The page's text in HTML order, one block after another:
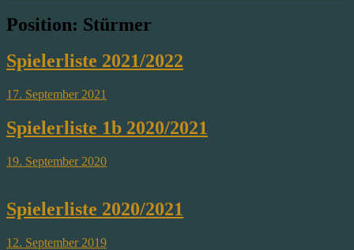
Position: Stürmer
Spielerliste 2021/2022
17. September 2021
Spielerliste 1b 2020/2021
19. September 2020
Spielerliste 2020/2021
12. September 2019